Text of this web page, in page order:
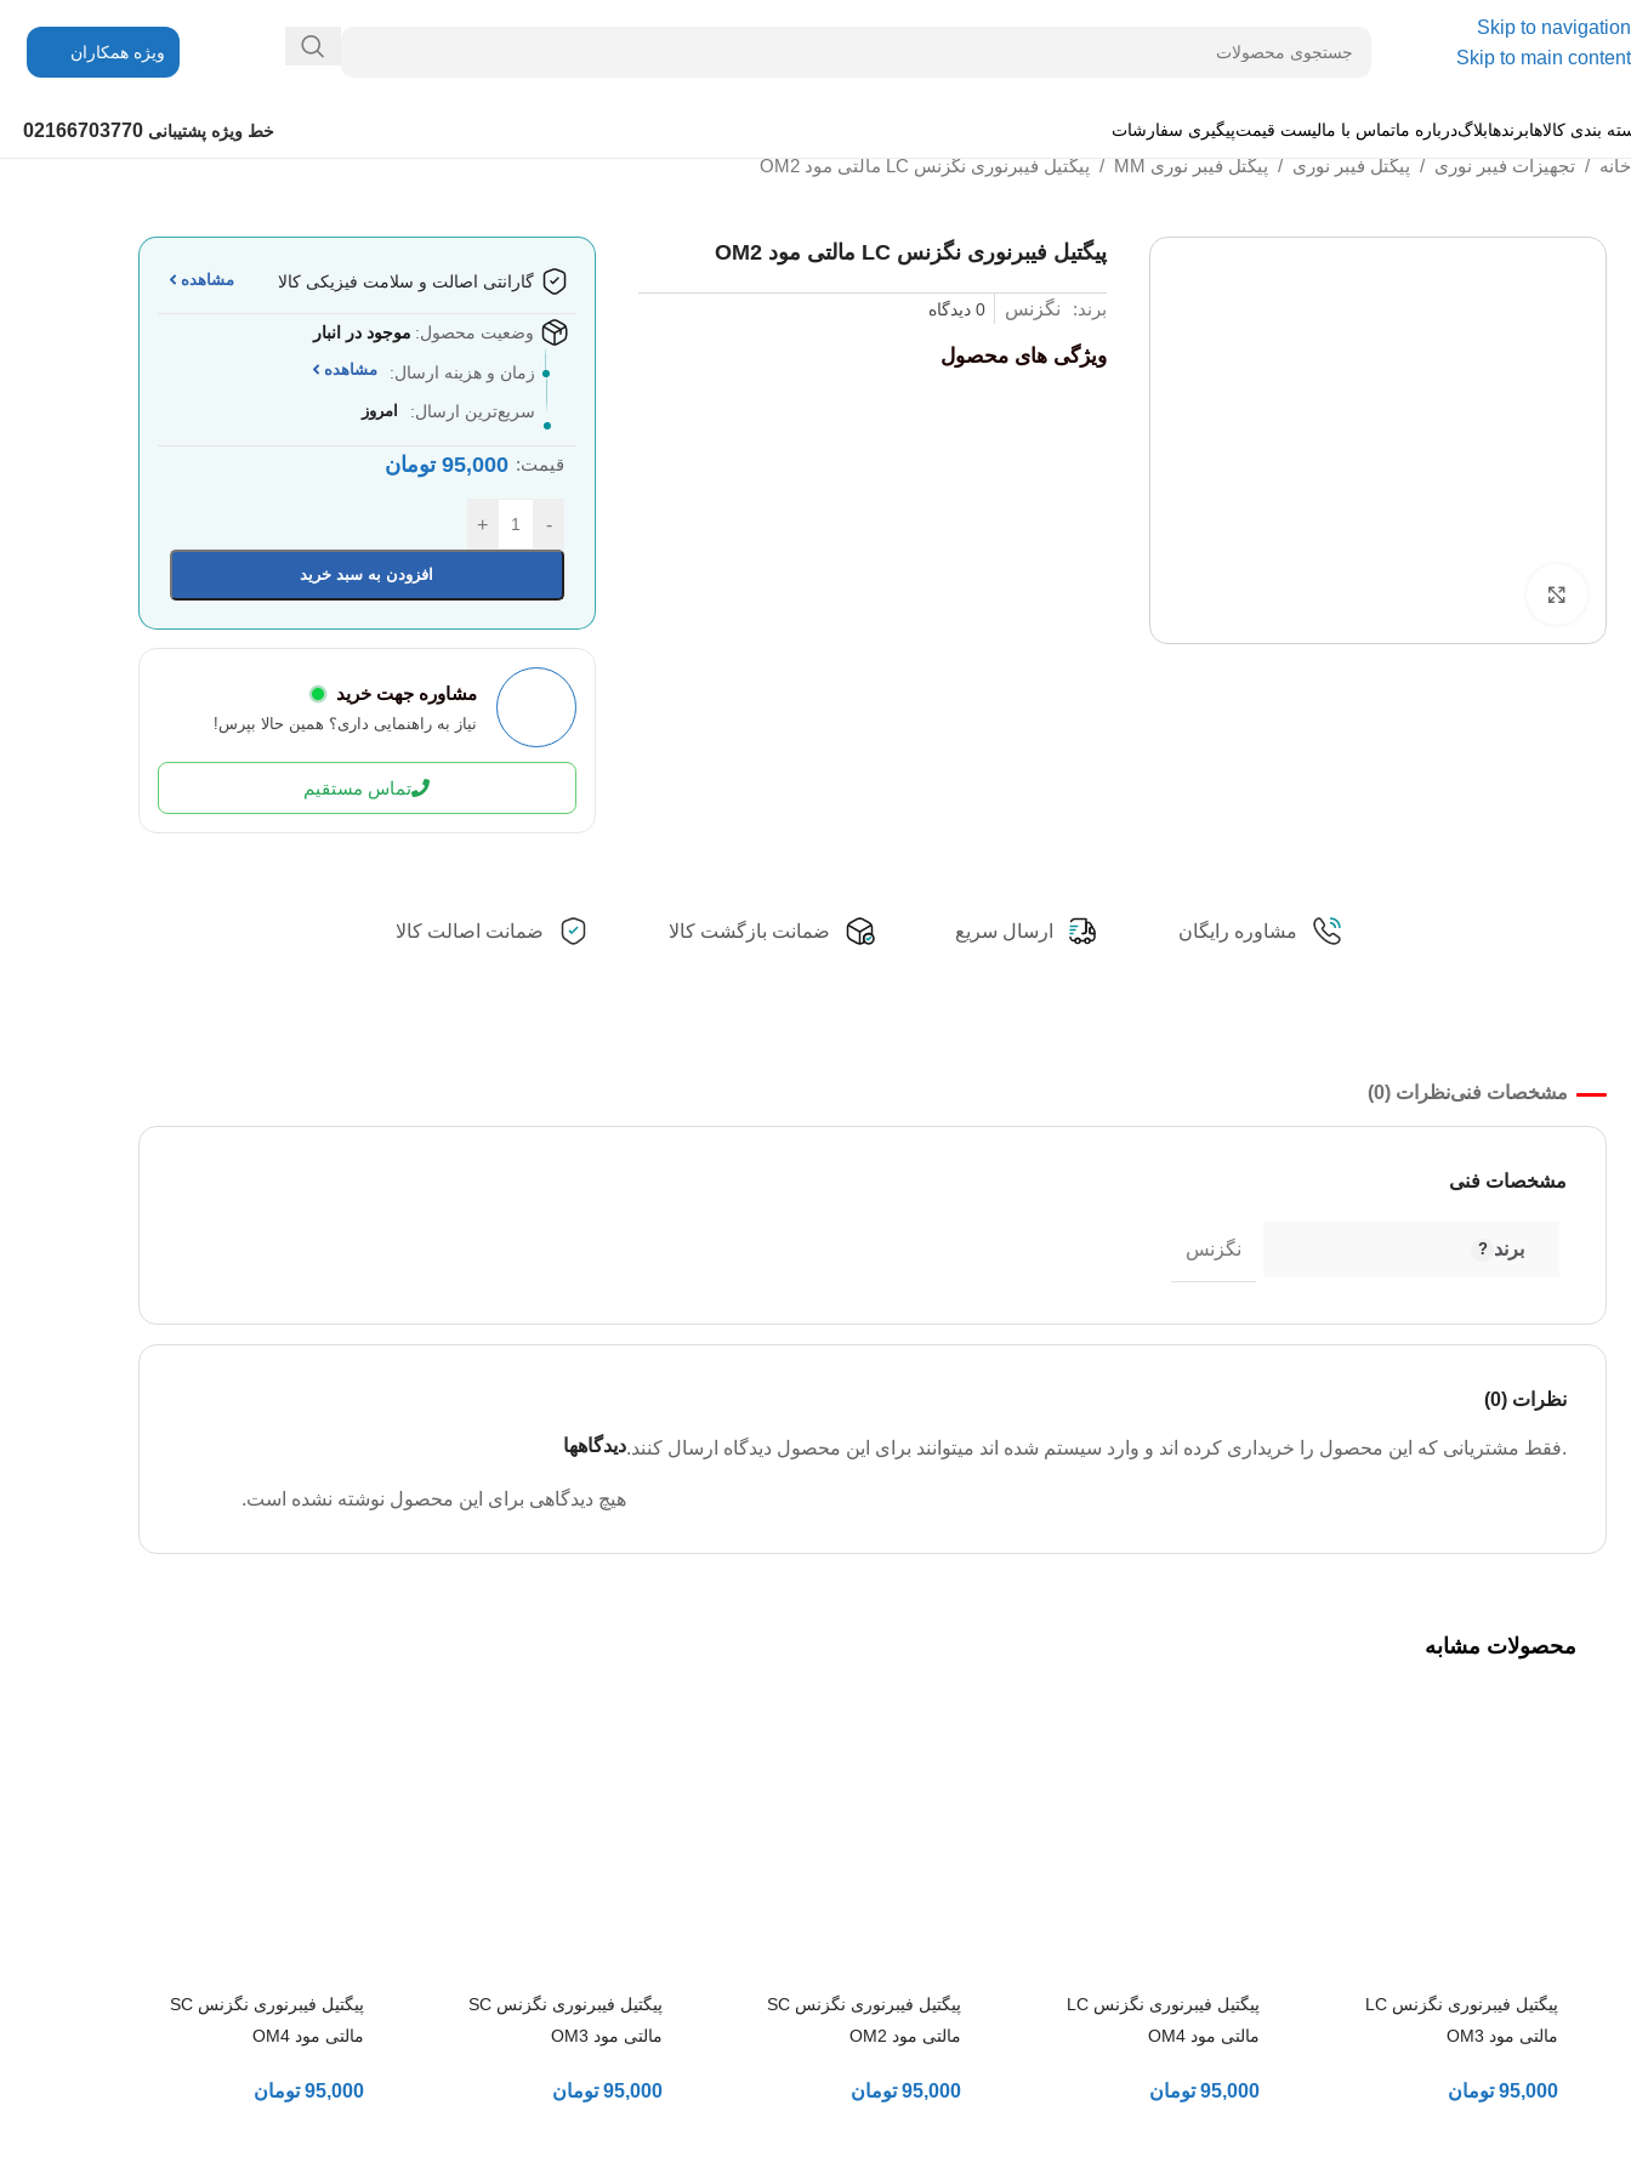
Skip to navigation
Skip to main content
ویژه همکاران
بندی کالاهابرندهابلاگدرباره ماتماس با مالیست قیمتپیگیری سفارشات خط ویژه پشتیبانی 02166703770
خانه / تجهیزات فیبر نوری / پیگتل فیبر نوری / پیگتل فیبر نوری MM / پیگتیل فیبرنوری نگزنس LC مالتی مود OM2
پیگتیل فیبرنوری نگزنس LC مالتی مود OM2
برند: نگزنس 0 دیدگاه
ویژگی های محصول
گارانتی اصالت و سلامت فیزیکی کالا مشاهده
وضعیت محصول: موجود در انبار
زمان و هزینه ارسال: مشاهده
سریع‌ترین ارسال: امروز
قیمت: 95,000 تومان
-
+
افزودن به سبد خرید
مشاوره جهت خرید
نیاز به راهنمایی داری؟ همین حالا بپرس!
تماس مستقیم
مشاوره رایگان ارسال سریع ضمانت بازگشت کالا ضمانت اصالت کالا
مشخصات فنینظرات (0)
مشخصات فنی
برند نگزنس
نظرات (0)
دیدگاهها
هیچ دیدگاهی برای این محصول نوشته نشده است.
.فقط مشتریانی که این محصول را خریداری کرده اند و وارد سیستم شده اند میتوانند برای این محصول دیدگاه ارسال کنند.
محصولات مشابه
پیگتیل فیبرنوری نگزنس LC
مالتی مود OM3
95,000 تومان
پیگتیل فیبرنوری نگزنس LC
مالتی مود OM4
95,000 تومان
پیگتیل فیبرنوری نگزنس SC
مالتی مود OM2
95,000 تومان
پیگتیل فیبرنوری نگزنس SC
مالتی مود OM3
95,000 تومان
پیگتیل فیبرنوری نگزنس SC
مالتی مود OM4
95,000 تومان